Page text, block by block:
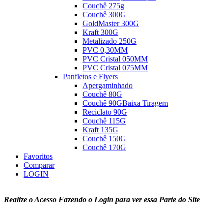
Couchê 275g
Couchê 300G
GoldMaster 300G
Kraft 300G
Metalizado 250G
PVC 0,30MM
PVC Cristal 050MM
PVC Cristal 075MM
Panfletos e Flyers
Apergaminhado
Couchê 80G
Couchê 90GBaixa Tiragem
Reciclato 90G
Couchê 115G
Kraft 135G
Couchê 150G
Couchê 170G
Favoritos
Comparar
LOGIN
Realize o Acesso Fazendo o Login para ver essa Parte do Site